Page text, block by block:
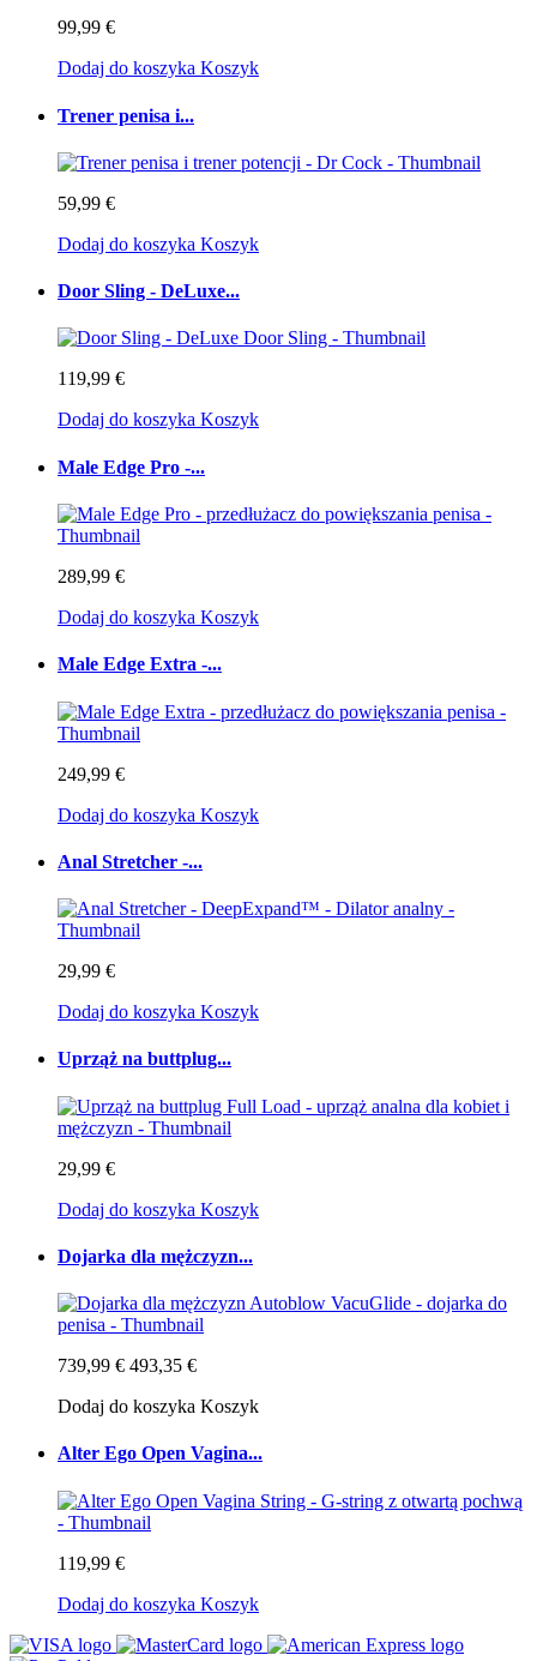
99,99 €
Dodaj do koszyka Koszyk
Trener penisa i...
59,99 €
Dodaj do koszyka Koszyk
Door Sling - DeLuxe...
119,99 €
Dodaj do koszyka Koszyk
Male Edge Pro -...
289,99 €
Dodaj do koszyka Koszyk
Male Edge Extra -...
249,99 €
Dodaj do koszyka Koszyk
Anal Stretcher -...
29,99 €
Dodaj do koszyka Koszyk
Uprząż na buttplug...
29,99 €
Dodaj do koszyka Koszyk
Dojarka dla mężczyzn...
739,99 € 493,35 €
Dodaj do koszyka Koszyk
Alter Ego Open Vagina...
119,99 €
Dodaj do koszyka Koszyk